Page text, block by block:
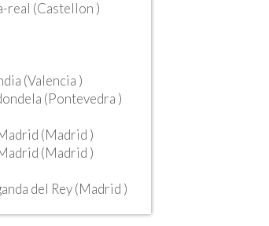
real (Castellon )
(Valencia )
(Pontevedra )
(Madrid )
(Madrid )
del Rey (Madrid )